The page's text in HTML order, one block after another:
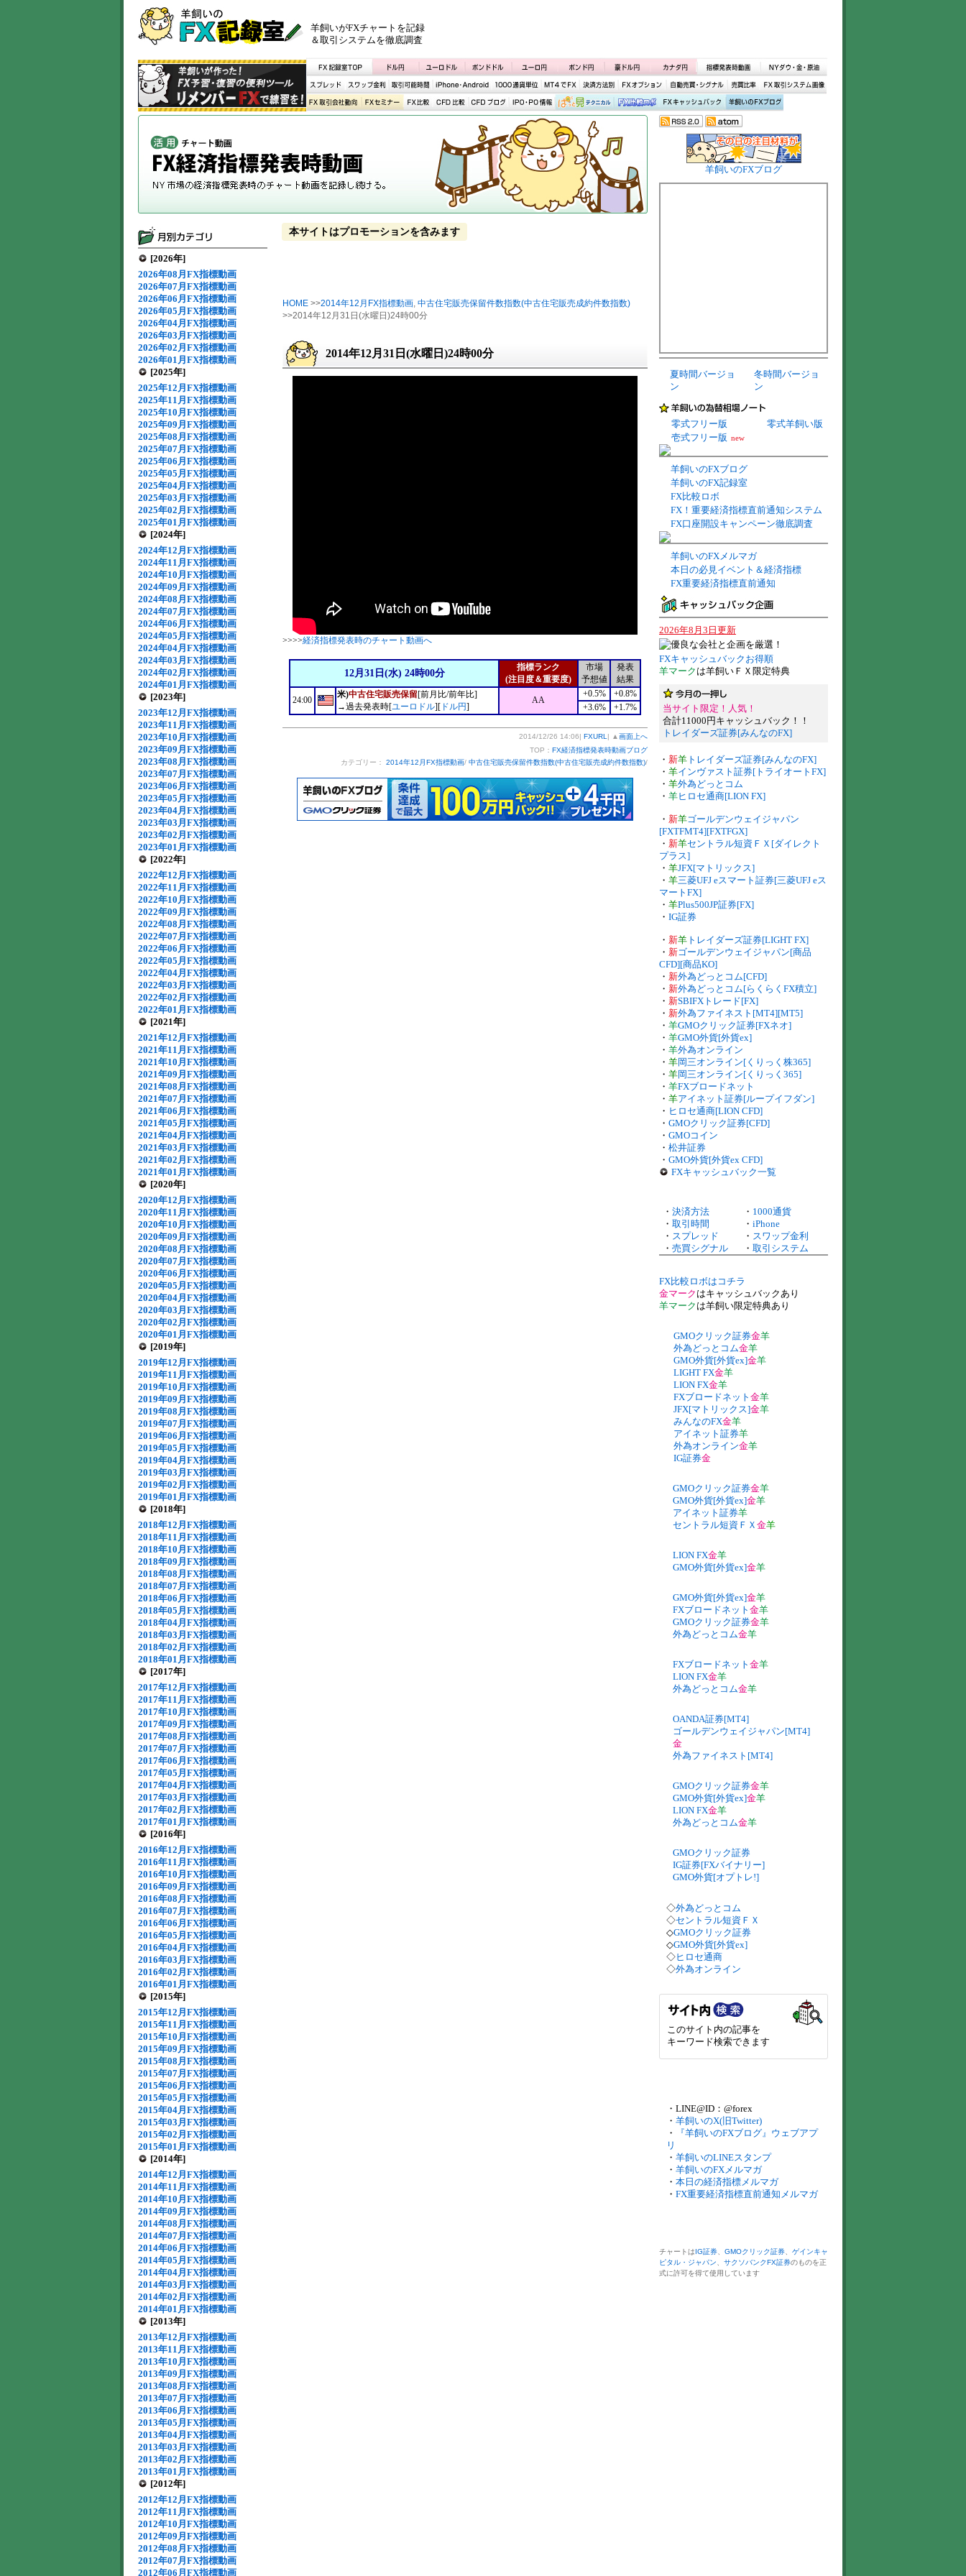
羊飼いがFXチャートを記録
＆取引システムを徹底調査
[2026年]
2026年08月FX指標動画
2026年07月FX指標動画
2026年06月FX指標動画
2026年05月FX指標動画
2026年04月FX指標動画
2026年03月FX指標動画
2026年02月FX指標動画
2026年01月FX指標動画
[2025年]
2025年12月FX指標動画
2025年11月FX指標動画
2025年10月FX指標動画
2025年09月FX指標動画
2025年08月FX指標動画
2025年07月FX指標動画
2025年06月FX指標動画
2025年05月FX指標動画
2025年04月FX指標動画
2025年03月FX指標動画
2025年02月FX指標動画
2025年01月FX指標動画
[2024年]
2024年12月FX指標動画
2024年11月FX指標動画
2024年10月FX指標動画
2024年09月FX指標動画
2024年08月FX指標動画
2024年07月FX指標動画
2024年06月FX指標動画
2024年05月FX指標動画
2024年04月FX指標動画
2024年03月FX指標動画
2024年02月FX指標動画
2024年01月FX指標動画
[2023年]
2023年12月FX指標動画
2023年11月FX指標動画
2023年10月FX指標動画
2023年09月FX指標動画
2023年08月FX指標動画
2023年07月FX指標動画
2023年06月FX指標動画
2023年05月FX指標動画
2023年04月FX指標動画
2023年03月FX指標動画
2023年02月FX指標動画
2023年01月FX指標動画
[2022年]
2022年12月FX指標動画
2022年11月FX指標動画
2022年10月FX指標動画
2022年09月FX指標動画
2022年08月FX指標動画
2022年07月FX指標動画
2022年06月FX指標動画
2022年05月FX指標動画
2022年04月FX指標動画
2022年03月FX指標動画
2022年02月FX指標動画
2022年01月FX指標動画
[2021年]
2021年12月FX指標動画
2021年11月FX指標動画
2021年10月FX指標動画
2021年09月FX指標動画
2021年08月FX指標動画
2021年07月FX指標動画
2021年06月FX指標動画
2021年05月FX指標動画
2021年04月FX指標動画
2021年03月FX指標動画
2021年02月FX指標動画
2021年01月FX指標動画
[2020年]
2020年12月FX指標動画
2020年11月FX指標動画
2020年10月FX指標動画
2020年09月FX指標動画
2020年08月FX指標動画
2020年07月FX指標動画
2020年06月FX指標動画
2020年05月FX指標動画
2020年04月FX指標動画
2020年03月FX指標動画
2020年02月FX指標動画
2020年01月FX指標動画
[2019年]
2019年12月FX指標動画
2019年11月FX指標動画
2019年10月FX指標動画
2019年09月FX指標動画
2019年08月FX指標動画
2019年07月FX指標動画
2019年06月FX指標動画
2019年05月FX指標動画
2019年04月FX指標動画
2019年03月FX指標動画
2019年02月FX指標動画
2019年01月FX指標動画
[2018年]
2018年12月FX指標動画
2018年11月FX指標動画
2018年10月FX指標動画
2018年09月FX指標動画
2018年08月FX指標動画
2018年07月FX指標動画
2018年06月FX指標動画
2018年05月FX指標動画
2018年04月FX指標動画
2018年03月FX指標動画
2018年02月FX指標動画
2018年01月FX指標動画
[2017年]
2017年12月FX指標動画
2017年11月FX指標動画
2017年10月FX指標動画
2017年09月FX指標動画
2017年08月FX指標動画
2017年07月FX指標動画
2017年06月FX指標動画
2017年05月FX指標動画
2017年04月FX指標動画
2017年03月FX指標動画
2017年02月FX指標動画
2017年01月FX指標動画
[2016年]
2016年12月FX指標動画
2016年11月FX指標動画
2016年10月FX指標動画
2016年09月FX指標動画
2016年08月FX指標動画
2016年07月FX指標動画
2016年06月FX指標動画
2016年05月FX指標動画
2016年04月FX指標動画
2016年03月FX指標動画
2016年02月FX指標動画
2016年01月FX指標動画
[2015年]
2015年12月FX指標動画
2015年11月FX指標動画
2015年10月FX指標動画
2015年09月FX指標動画
2015年08月FX指標動画
2015年07月FX指標動画
2015年06月FX指標動画
2015年05月FX指標動画
2015年04月FX指標動画
2015年03月FX指標動画
2015年02月FX指標動画
2015年01月FX指標動画
[2014年]
2014年12月FX指標動画
2014年11月FX指標動画
2014年10月FX指標動画
2014年09月FX指標動画
2014年08月FX指標動画
2014年07月FX指標動画
2014年06月FX指標動画
2014年05月FX指標動画
2014年04月FX指標動画
2014年03月FX指標動画
2014年02月FX指標動画
2014年01月FX指標動画
[2013年]
2013年12月FX指標動画
2013年11月FX指標動画
2013年10月FX指標動画
2013年09月FX指標動画
2013年08月FX指標動画
2013年07月FX指標動画
2013年06月FX指標動画
2013年05月FX指標動画
2013年04月FX指標動画
2013年03月FX指標動画
2013年02月FX指標動画
2013年01月FX指標動画
[2012年]
2012年12月FX指標動画
2012年11月FX指標動画
2012年10月FX指標動画
2012年09月FX指標動画
2012年08月FX指標動画
2012年07月FX指標動画
2012年06月FX指標動画
本サイトはプロモーションを含みます
HOME >>2014年12月FX指標動画, 中古住宅販売保留件数指数(中古住宅販売成約件数指数)
>>2014年12月31日(水曜日)24時00分
2014年12月31日(水曜日)24時00分
>>>>経済指標発表時のチャート動画へ
12月31日(水) 24時00分
指標ランク
(注目度＆重要度)
市場
予想値
発表
結果
24:00
米)中古住宅販売保留[前月比/前年比]
→過去発表時[ユーロドル][ ドル円]
AA
+0.5%
+0.8%
+3.6%
+1.7%
2014/12/26 14:06| FXURL | ▲ 画面上へ
TOP： FX経済指標発表時動画ブログ
カテゴリー： 2014年12月FX指標動画/ 中古住宅販売保留件数指数(中古住宅販売成約件数指数)/
羊飼いのFXブログ
夏時間バージョ
ン
冬時間バージョ
ン
零式フリー版
零式羊飼い版
壱式フリー版 new
羊飼いのFXブログ
羊飼いのFX記録室
FX比較ロボ
FX！重要経済指標直前通知システム
FX口座開設キャンペーン徹底調査
羊飼いのFXメルマガ
本日の必見イベント＆経済指標
FX重要経済指標直前通知
2026年8月3日更新
FXキャッシュバックお得順
羊マーク は羊飼いＦＸ限定特典
当サイト限定！人気！
合計11000円キャッシュバック！！
トレイダーズ証券[みんなのFX]
・ 新羊 トレイダーズ証券[みんなのFX]
・ 羊インヴァスト証券[トライオートFX]
・ 羊外為どっとコム
・ 羊ヒロセ通商[LION FX]
・ 新羊ゴールデンウェイジャパン
[FXTFMT4][FXTFGX]
・ 新羊セントラル短資ＦＸ[ダイレクト
プラス]
・ 羊JFX[マトリックス]
・ 羊三菱UFJ eスマート証券[三菱UFJ eス
マートFX]
・ 羊Plus500JP証券[FX]
・ IG証券
・ 新羊 トレイダーズ証券[LIGHT FX]
・ 新ゴールデンウェイジャパン[商品
CFD][商品KO]
・ 新外為どっとコム[CFD]
・ 新外為どっとコム[らくらくFX積立]
・ 新SBIFXトレード[FX]
・ 新外為ファイネスト[MT4][MT5]
・ 羊GMOクリック証券[FXネオ]
・ 羊GMO外貨[外貨ex]
・ 羊外為オンライン
・ 羊岡三オンライン[くりっく株365]
・ 羊岡三オンライン[くりっく365]
・ 羊FXブロードネット
・ 羊アイネット証券[ループイフダン]
・ ヒロセ通商[LION CFD]
・ GMOクリック証券[CFD]
・ GMOコイン
・ 松井証券
・ GMO外貨[外貨ex CFD]
FXキャッシュバック一覧
・ 決済方法 ・ 1000通貨
・ 取引時間 ・ iPhone
・ スプレッド ・ スワップ金利
・ 売買シグナル ・ 取引システム
FX比較ロボはコチラ
金マーク はキャッシュバックあり
羊マーク は羊飼い限定特典あり
GMOクリック証券金羊
外為どっとコム金羊
GMO外貨[外貨ex]金羊
LIGHT FX金羊
LION FX金羊
FXブロードネット 金羊
JFX[マトリックス]金羊
みんなのFX金羊
アイネット証券羊
外為オンライン金羊
IG証券金
GMOクリック証券金羊
GMO外貨[外貨ex]金羊
アイネット証券羊
セントラル短資ＦＸ 金羊
LION FX金羊
GMO外貨[外貨ex]金羊
GMO外貨[外貨ex]金羊
FXブロードネット 金羊
GMOクリック証券金羊
外為どっとコム金羊
FXブロードネット 金羊
LION FX金羊
外為どっとコム金羊
OANDA証券[MT4]
ゴールデンウェイジャパン[MT4]
金
外為ファイネスト[MT4]
GMOクリック証券金羊
GMO外貨[外貨ex]金羊
LION FX金羊
外為どっとコム金羊
GMOクリック証券
IG証券[FXバイナリー]
GMO外貨[オプトレ!]
◇外為どっとコム
◇セントラル短資ＦＸ
◇GMOクリック証券
◇GMO外貨[外貨ex]
◇ヒロセ通商
◇外為オンライン
このサイト内の記事を
キーワード検索できます
・LINE@ID：@forex
・ 羊飼いのX(旧Twitter)
・
『羊飼いのFXブログ』ウェブアプ
リ
・ 羊飼いのLINEスタンプ
・ 羊飼いのFXメルマガ
・ 本日の経済指標メルマガ
・ FX重要経済指標直前通知メルマガ
チャートはIG証券 GMOクリック証券
ゲインキャ
ピタル・ジャパン
サクソバンクFX証券のものを正
式に許可を得て使用しています